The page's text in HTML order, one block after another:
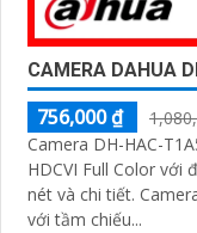
CAMERA DAHUA
756,000 ₫
Camera DH-HAC-
HDCVI Full Color với
nét và chi tiết. Camera được trang bị đèn LED ánh sáng ấm
với tầm chiếu...